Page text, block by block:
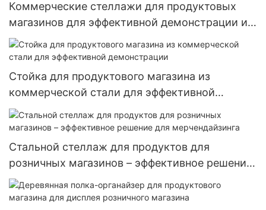
Коммерческие стеллажи для продуктовых
магазинов для эффективной демонстрации и
организации
Стойка для продуктового магазина из
коммерческой стали для эффективной
демонстрации
Стальной стеллаж для продуктов для
розничных магазинов – эффективное решение
для мерчендайзинга